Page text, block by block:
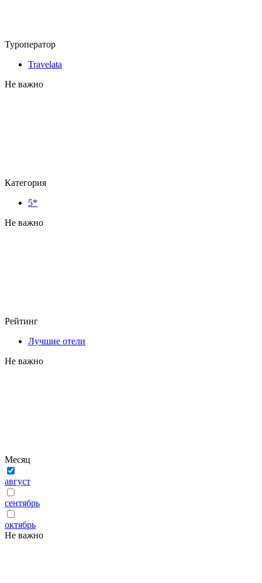
Туроператор
Travelata
Не важно
Категория
5*
Не важно
Рейтинг
Лучшие отели
Не важно
Месяц
август
сентябрь
октябрь
Не важно